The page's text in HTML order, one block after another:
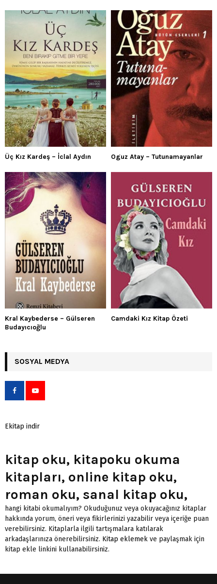
Üç Kız Kardeş – İclal Aydın Oguz Atay – Tutunamayanlar
Kral Kaybederse – Gülseren
Budayıcıoğlu
Camdaki Kız Kitap Özeti
SOSYAL MEDYA
Ekitap indir
kitap oku, kitapoku okuma
kitapları, online kitap oku,
roman oku, sanal kitap oku,
hangi kitabi okumalıyım? Okuduğunuz veya okuyacağınız kitaplar
hakkında yorum, öneri veya fikirlerinizi yazabilir veya içeriğe puan
verebilirsiniz. Kitaplarla ilgili tartışmalara katılarak
arkadaşlarınıza önerebilirsiniz. Kitap eklemek ve paylaşmak için
kitap ekle linkini kullanabilirsiniz.